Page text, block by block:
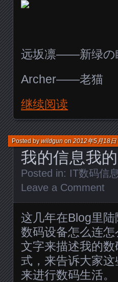
远坂凛——新绿の
Archer——老猫
继续阅读
我的信息我
Posted bywildgunon2012年5月18日
Posted in: IT数码信
Leave a Comment
这几年在Blog里
数码设备怎么连
文字来描述我的
式，来告诉大家
来进行数码生活。